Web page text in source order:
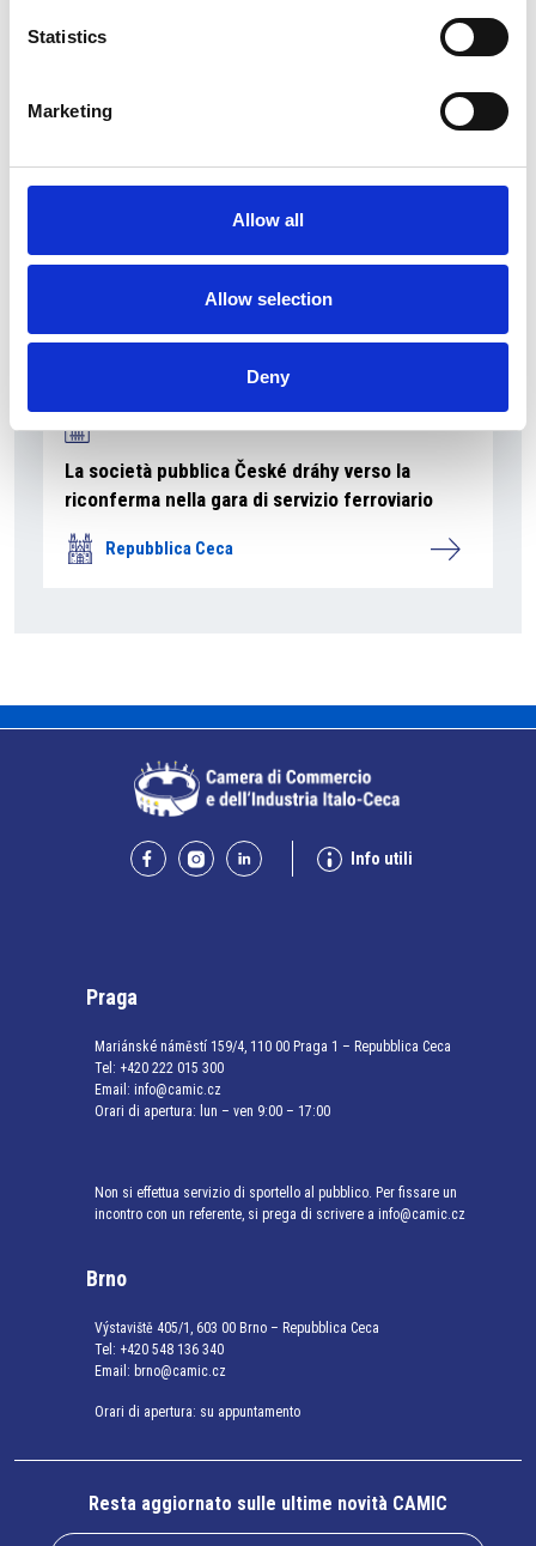
Statistics
Marketing
Allow all
Allow selection
Deny
La Škoda avvia la produzione del suo SUV Peaq
La società pubblica České dráhy verso la
riconferma nella gara di servizio ferroviario
Repubblica Ceca
Info utili
Praga
Mariánské náměstí 159/4, 110 00 Praga 1 – Repubblica Ceca
Tel: +420 222 015 300
Email: info@camic.cz
Orari di apertura: lun – ven 9:00 – 17:00
Non si effettua servizio di sportello al pubblico. Per fissare un
incontro con un referente, si prega di scrivere a info@camic.cz
Brno
Výstaviště 405/1, 603 00 Brno – Repubblica Ceca
Tel: +420 548 136 340
Email: brno@camic.cz
Orari di apertura: su appuntamento
Resta aggiornato sulle ultime novità CAMIC